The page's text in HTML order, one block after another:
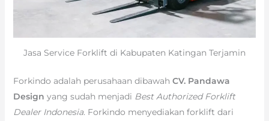
Jasa Service Forklift di Kabupaten Katingan Terjamin
Forkindo adalah perusahaan dibawah CV. Pandawa
Design yang sudah menjadi Best Authorized Forklift
Dealer Indonesia. Forkindo menyediakan forklift dari